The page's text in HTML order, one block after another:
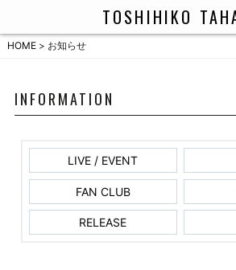
TOSHIHIKO
HOME> お知らせ
INFORMATION
LIVE / EVENT
FAN CLUB
RELEASE